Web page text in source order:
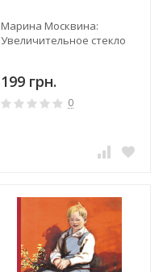
Марина Москвина:
Увеличительное стекло
199 грн.
0